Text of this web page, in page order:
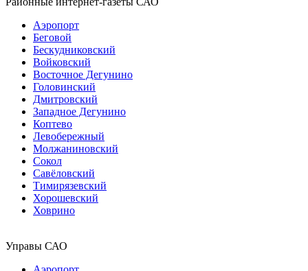
Аэропорт
Беговой
Бескудниковский
Войковский
Восточное Дегунино
Головинский
Дмитровский
Западное Дегунино
Коптево
Левобережный
Молжаниновский
Сокол
Савёловский
Тимирязевский
Хорошевский
Ховрино
Управы САО